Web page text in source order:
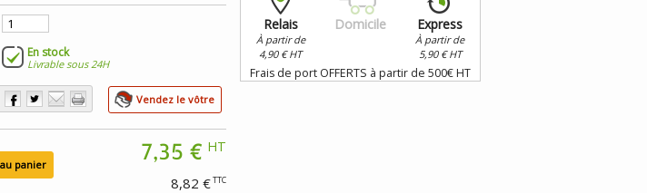
En stock
Livrable sous 24H
Vendez le vôtre
7,35 € HT
8,82 €TTC
Relais
À partir de
4,90 € HT
Domicile Express
À partir de
5,90 € HT
Frais de port OFFERTS à partir de 500€ HT